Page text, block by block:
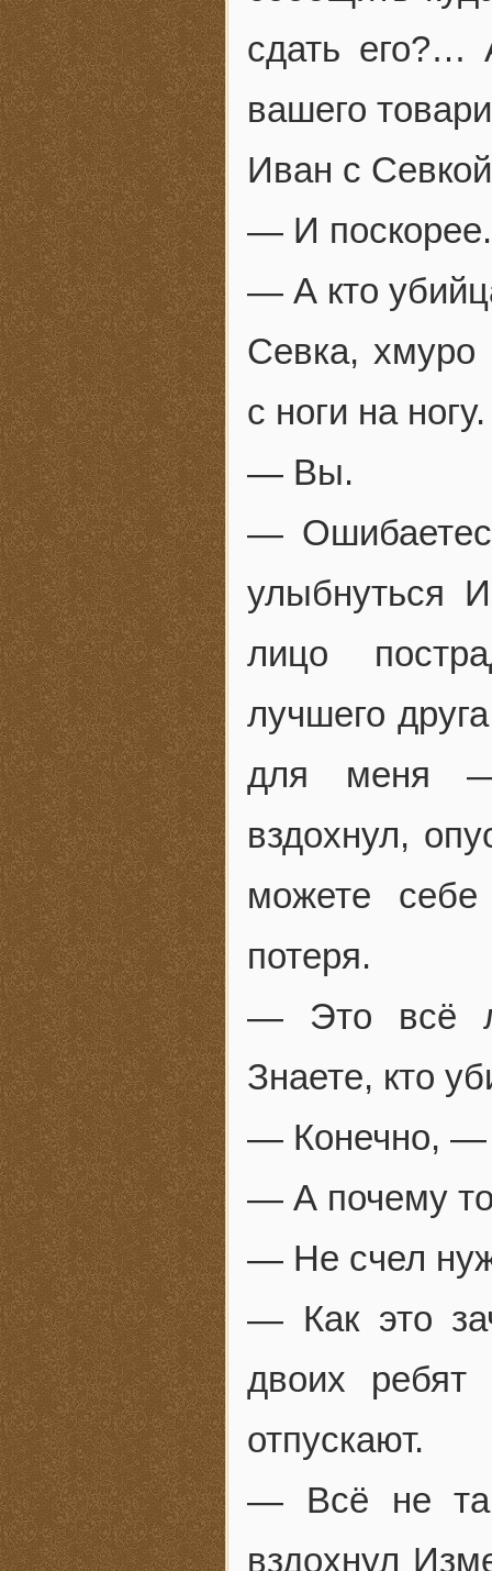
сдать его?…
вашего
Иван с
— И поскорее.
— А кто
Севка, хмуро
с ноги на ногу.
— Вы.
—
улыбнуться
лицо
лучшего
для меня
вздохнул,
можете
потеря.
— Это всё
Знаете, кто
— Конечно, —
— А почему
— Не счел
— Как это
двоих
отпускают.
— Всё не
вздохнул